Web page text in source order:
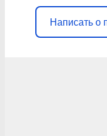
Написать о